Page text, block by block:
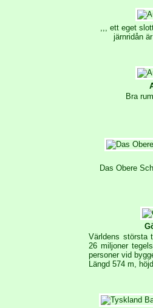
,,, ett eget
järnridån
Bra
Das Obere
Världens största
26 miljoner
personer vid
Längd 574 m,